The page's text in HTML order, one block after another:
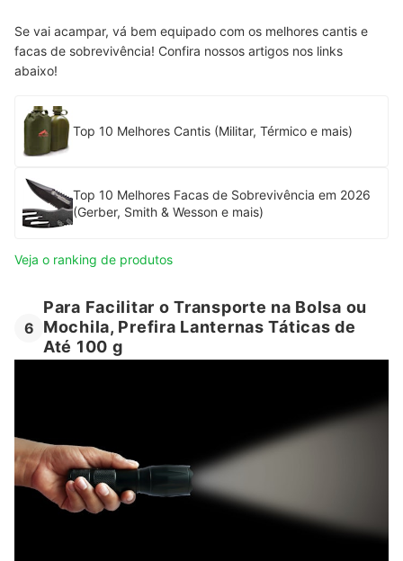
Se vai acampar, vá bem equipado com os melhores cantis e
facas de sobrevivência! Confira nossos artigos nos links
abaixo!
Top 10 Melhores Cantis (Militar, Térmico e mais)
Top 10 Melhores Facas de Sobrevivência em 2026
(Gerber, Smith & Wesson e mais)
Veja o ranking de produtos
6
Para Facilitar o Transporte na Bolsa ou
Mochila, Prefira Lanternas Táticas de
Até 100 g